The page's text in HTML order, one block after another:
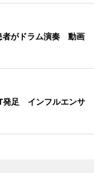
者がドラム演奏 動画
発足 インフルエンサ